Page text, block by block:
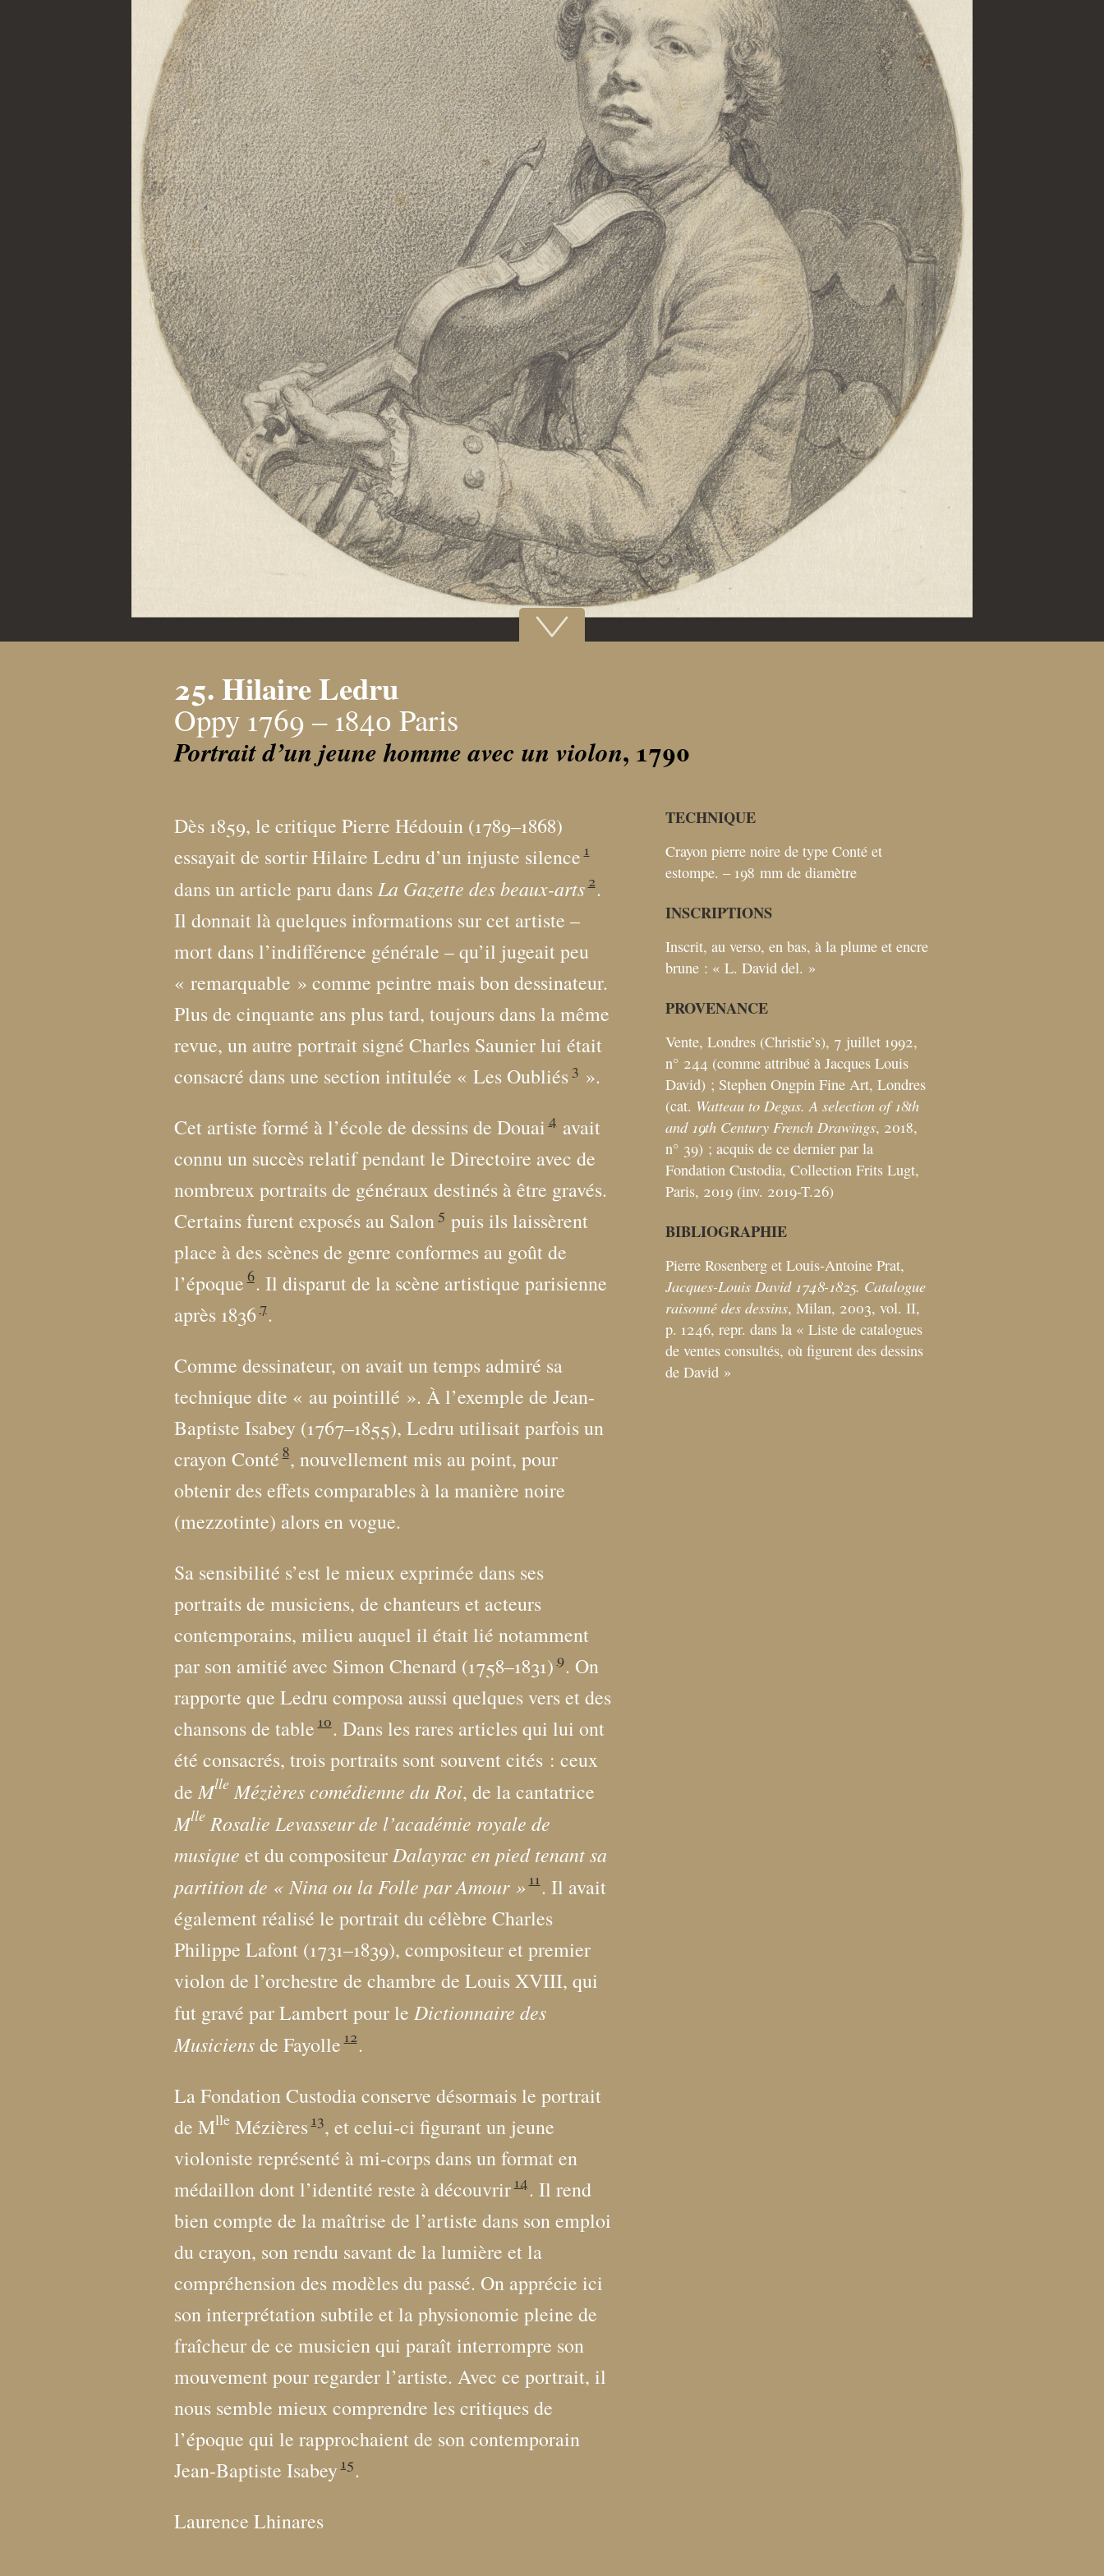
25. Hilaire Ledru
Oppy 1769 – 1840 Paris
Portrait d’un jeune homme avec un violon, 1790
Dès 1859, le critique Pierre Hédouin (1789–1868)
essayait de sortir Hilaire Ledru d’un injuste silence 1
dans un article paru dansLa Gazette des beaux-arts 2.
Il donnait là quelques informations sur cet artiste –
mort dans l’indifférence générale – qu’il jugeait peu
« remarquable » comme peintre mais bon dessinateur.
Plus de cinquante ans plus tard, toujours dans la même
revue, un autre portrait signé Charles Saunier lui était
consacré dans une section intitulée « Les Oubliés 3 ».
Cet artiste formé à l’école de dessins de Douai 4 avait
connu un succès relatif pendant le Directoire avec de
nombreux portraits de généraux destinés à être gravés.
Certains furent exposés au Salon 5 puis ils laissèrent
place à des scènes de genre conformes au goût de
l’époque 6. Il disparut de la scène artistique parisienne
après 1836 7.
Comme dessinateur, on avait un temps admiré sa
technique dite « au pointillé ». À l’exemple de Jean-
Baptiste Isabey (1767–1855), Ledru utilisait parfois un
crayon Conté 8, nouvellement mis au point, pour
obtenir des effets comparables à la manière noire
(mezzotinte) alors en vogue.
Sa sensibilité s’est le mieux exprimée dans ses
portraits de musiciens, de chanteurs et acteurs
contemporains, milieu auquel il était lié notamment
par son amitié avec Simon Chenard (1758–1831) 9. On
rapporte que Ledru composa aussi quelques vers et des
chansons de table 10. Dans les rares articles qui lui ont
été consacrés, trois portraits sont souvent cités : ceux
deMlle Mézières comédienne du Roi, de la cantatrice
Mlle Rosalie Levasseur de l’académie royale de
musique et du compositeur Dalayrac en pied tenant sa
partition de « Nina ou la Folle par Amour » 11. Il avait
également réalisé le portrait du célèbre Charles
Philippe Lafont (1731–1839), compositeur et premier
violon de l’orchestre de chambre de Louis XVIII, qui
fut gravé par Lambert pour le Dictionnaire des
Musiciensde Fayolle 12.
La Fondation Custodia conserve désormais le portrait
de Mlle Mézières 13, et celui-ci figurant un jeune
violoniste représenté à mi-corps dans un format en
médaillon dont l’identité reste à découvrir 14. Il rend
bien compte de la maîtrise de l’artiste dans son emploi
du crayon, son rendu savant de la lumière et la
compréhension des modèles du passé. On apprécie ici
son interprétation subtile et la physionomie pleine de
fraîcheur de ce musicien qui paraît interrompre son
mouvement pour regarder l’artiste. Avec ce portrait, il
nous semble mieux comprendre les critiques de
l’époque qui le rapprochaient de son contemporain
Jean-Baptiste Isabey 15.
Laurence Lhinares
TECHNIQUE
Crayon pierre noire de type Conté et
estompe. – 198 mm de diamètre
INSCRIPTIONS
Inscrit, au verso, en bas, à la plume et encre
brune : « L. David del. »
PROVENANCE
Vente, Londres (Christie’s), 7 juillet 1992,
n° 244 (comme attribué à Jacques Louis
David) ; Stephen Ongpin Fine Art, Londres
(cat. Watteau to Degas. A selection of 18th
and 19th Century French Drawings, 2018,
n° 39) ; acquis de ce dernier par la
Fondation Custodia, Collection Frits Lugt,
Paris, 2019 (inv. 2019-T.26)
BIBLIOGRAPHIE
Pierre Rosenberg et Louis-Antoine Prat,
Jacques-Louis David 1748-1825. Catalogue
raisonné des dessins, Milan, 2003, vol. II,
p. 1246, repr. dans la « Liste de catalogues
de ventes consultés, où figurent des dessins
de David »